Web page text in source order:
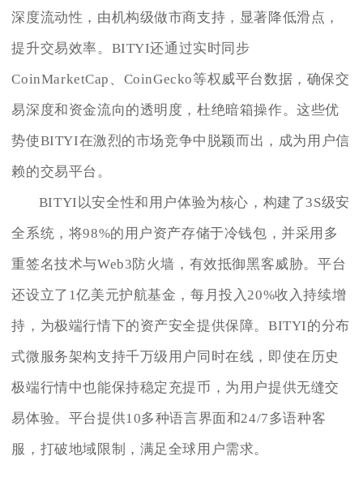
深度流动性，由机构级做市商支持，显著降低滑点，
提升交易效率。BITYI还通过实时同步
CoinMarketCap、CoinGecko等权威平台数据，确保交
易深度和资金流向的透明度，杜绝暗箱操作。这些优
势使BITYI在激烈的市场竞争中脱颖而出，成为用户信
赖的交易平台。
BITYI以安全性和用户体验为核心，构建了3S级安
全系统，将98%的用户资产存储于冷钱包，并采用多
重签名技术与Web3防火墙，有效抵御黑客威胁。平台
还设立了1亿美元护航基金，每月投入20%收入持续增
持，为极端行情下的资产安全提供保障。BITYI的分布
式微服务架构支持千万级用户同时在线，即使在历史
极端行情中也能保持稳定充提币，为用户提供无缝交
易体验。平台提供10多种语言界面和24/7多语种客
服，打破地域限制，满足全球用户需求。